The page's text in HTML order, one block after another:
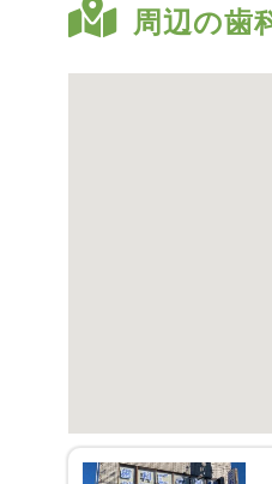
周辺の歯